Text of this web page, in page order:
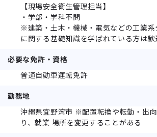
【現場安全衛生管理担当】
・学部・学科不問
※建築・土木・機械・電気などの工業
に関する基礎知識を学ばれている方は歓
必要な免許・資格
普通自動車運転免許
勤務地
沖縄県宜野湾市 ※配置転換や転勤・出
り、就業 場所を変更することがある